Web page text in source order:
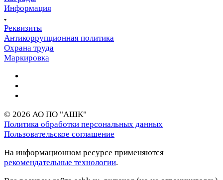
Информация
Реквизиты
Антикоррупционная политика
Охрана труда
Маркировка
© 2026 АО ПО "АШК"
Политика обработки персональных данных
Пользовательское соглашение
На информационном ресурсе применяются
рекомендательные технологии.